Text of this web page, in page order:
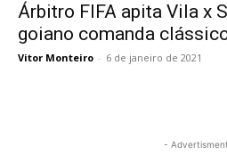
Árbitro FIFA apita Vila x
goiano comanda
Vitor Monteiro - 6 de janeiro de 2021
-